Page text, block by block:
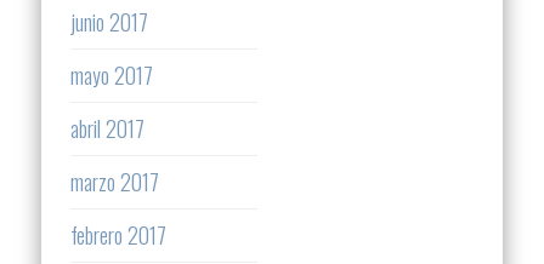
junio 2017
mayo 2017
abril 2017
marzo 2017
febrero 2017